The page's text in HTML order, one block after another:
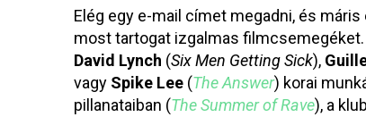
Elég egy e-mail címet megadni, és
most tartogat izgalmas filmcsemegéket.
David Lynch (Six Men Getting Sick),
vagy Spike Lee (The Answer) korai
pillanataiban (The Summer of Rave), a